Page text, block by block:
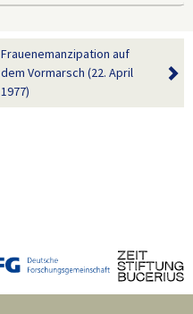
Frauenemanzipation auf
dem Vormarsch (22. April
1977)